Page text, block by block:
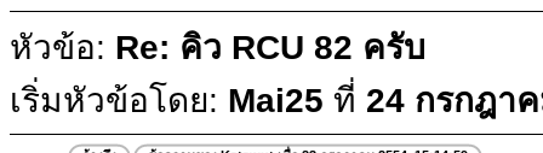
หัวข้อ: Re: คิว RCU 82 ครับ
เริ่มหัวข้อโดย: Mai25 ที่ 24 กรกฎา